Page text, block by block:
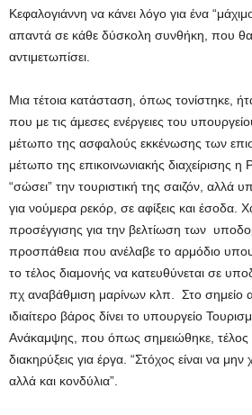
Κεφαλογιάννη να κάνει λόγο για ένα
απαντά σε κάθε δύσκολη συνθήκη, που θα
αντιμετωπίσει.
Μια τέτοια κατάσταση, όπως τονίστηκε,
που με τις άμεσες ενέργειες του
μέτωπο της ασφαλούς εκκένωσης των
μέτωπο της επικοινωνιακής διαχείρισης
“σώσει” την τουριστική της σαιζόν, αλλά
για νούμερα ρεκόρ, σε αφίξεις και έσοδα.
προσέγγισης για την βελτίωση των
προσπάθεια που ανέλαβε το αρμόδιο
το τέλος διαμονής να κατευθύνεται σε
πχ αναβάθμιση μαρίνων κλπ. Στο σημείο
ιδιαίτερο βάρος δίνει το υπουργείο
Ανάκαμψης, που όπως σημειώθηκε, τέλος
διακηρύξεις για έργα. “Στόχος είναι να
αλλά και κονδύλια”.